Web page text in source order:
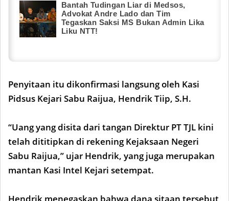
Bantah Tudingan Liar di Medsos,
Advokat Andre Lado dan Tim
Tegaskan Saksi MS Bukan Admin Lika
Liku NTT!
Penyitaan itu dikonfirmasi langsung oleh Kasi
Pidsus Kejari Sabu Raijua, Hendrik Tiip, S.H.
“Uang yang disita dari tangan Direktur PT TJL kini
telah dititipkan di rekening Kejaksaan Negeri
Sabu Raijua,” ujar Hendrik, yang juga merupakan
mantan Kasi Intel Kejari setempat.